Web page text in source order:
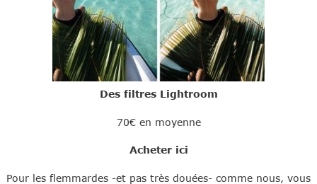
Des filtres Lightroom
70€ en moyenne
Acheter ici
Pour les flemmardes -et pas très douées- comme nous, vous